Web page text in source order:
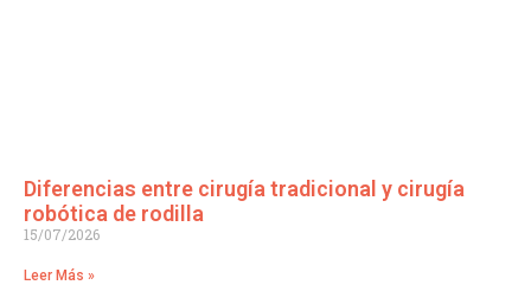
Diferencias entre cirugía tradicional y cirugía
robótica de rodilla
15/07/2026
Leer Más »